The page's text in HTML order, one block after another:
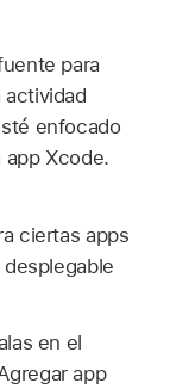
para
enfocado
Xcode.
ciertas apps
en el
app